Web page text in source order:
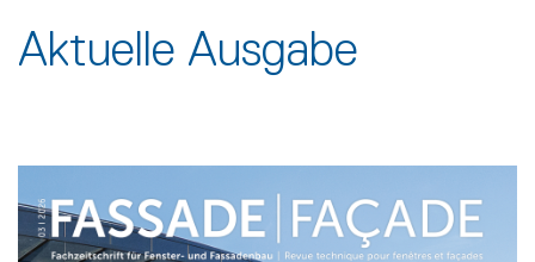
Aktuelle Ausgabe